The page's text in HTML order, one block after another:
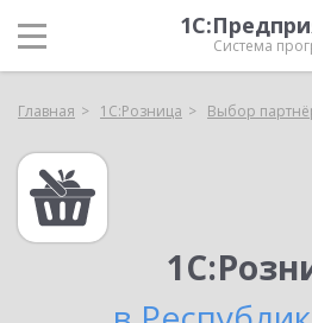
Система
Главная 1С:Розница Выбор